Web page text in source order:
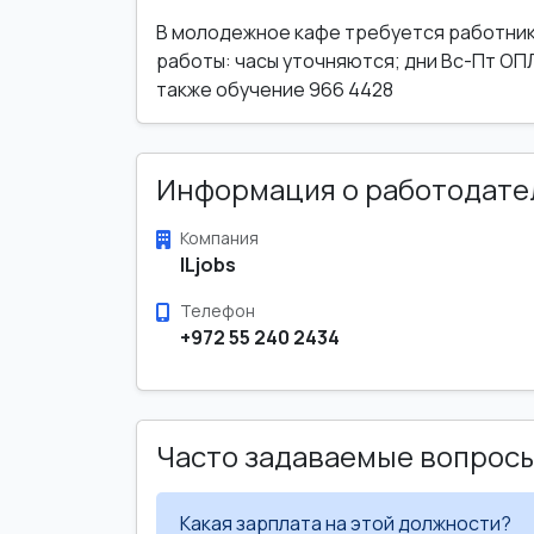
В молодежное кафе требуется
работы: часы уточняются; дни Вс-Пт
также обучение 966 4428
Информация о
Компания
ILjobs
Телефон
+972 55 240 2434
Часто задаваемые
Какая зарплата на этой должности?